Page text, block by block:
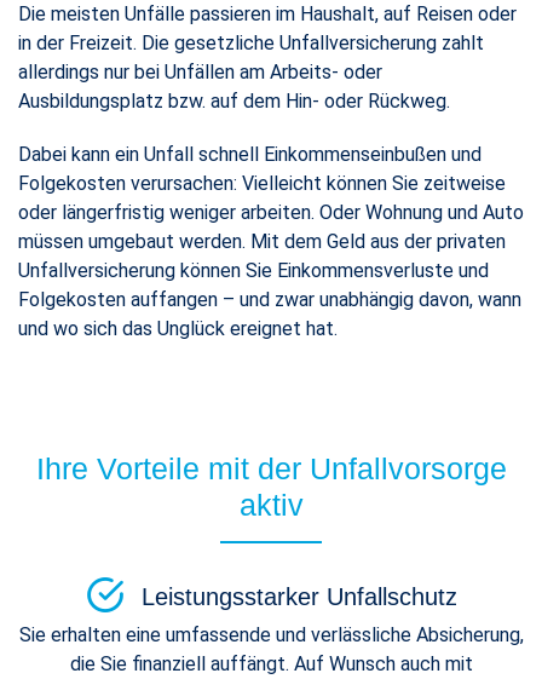
Die meisten Unfälle passieren im Haushalt, auf Reisen oder
in der Freizeit. Die gesetzliche Unfallversicherung zahlt
allerdings nur bei Unfällen am Arbeits- oder
Ausbildungsplatz bzw. auf dem Hin- oder Rückweg.
Dabei kann ein Unfall schnell Einkommenseinbußen und
Folgekosten verursachen: Vielleicht können Sie zeitweise
oder längerfristig weniger arbeiten. Oder Wohnung und Auto
müssen umgebaut werden. Mit dem Geld aus der privaten
Unfallversicherung können Sie Einkommensverluste und
Folgekosten auffangen – und zwar unabhängig davon, wann
und wo sich das Unglück ereignet hat.
Ihre Vorteile mit der Unfallvorsorge
aktiv
Leistungsstarker Unfallschutz
Sie erhalten eine umfassende und verlässliche Absicherung,
die Sie finanziell auffängt. Auf Wunsch auch mit